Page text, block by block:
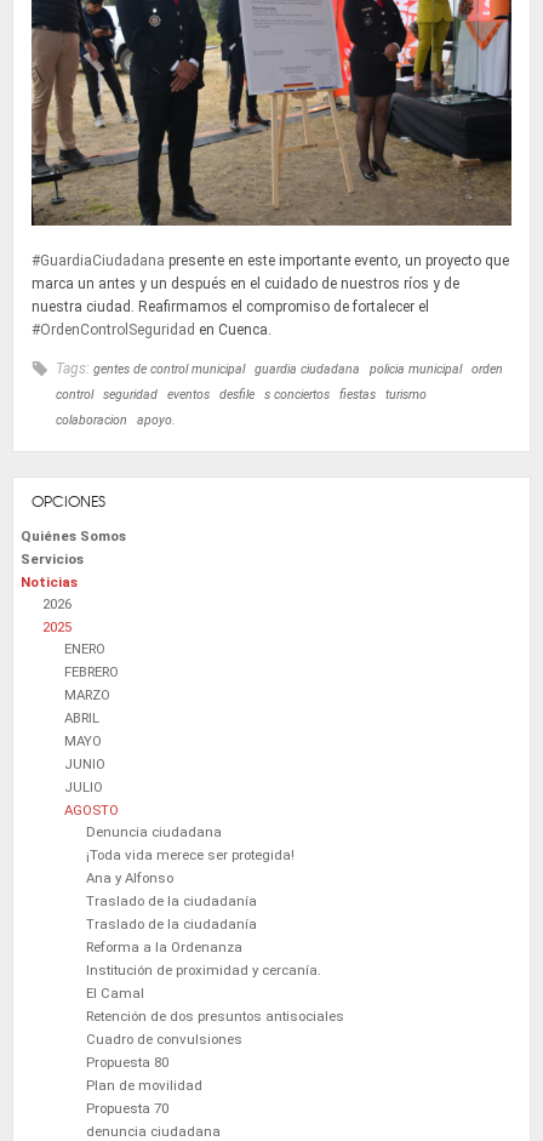
#GuardiaCiudadana presente en este importante evento, un proyecto que
marca un antes y un después en el cuidado de nuestros ríos y de
nuestra ciudad. Reafirmamos el compromiso de fortalecer el
#OrdenControlSeguridad en Cuenca.
Tags: gentes de control municipal guardia ciudadana policia municipal
orden
control
seguridad eventos desfile s conciertos fiestas
turismo
colaboracion
apoyo.
OPCIONES
Quiénes Somos
Servicios
Noticias
2026
2025
ENERO
FEBRERO
MARZO
ABRIL
MAYO
JUNIO
JULIO
AGOSTO
Denuncia ciudadana
¡Toda vida merece ser protegida!
Ana y Alfonso
Traslado de la ciudadanía
Traslado de la ciudadanía
Reforma a la Ordenanza
Institución de proximidad y cercanía.
El Camal
Retención de dos presuntos antisociales
Cuadro de convulsiones
Propuesta 80
Plan de movilidad
Propuesta 70
denuncia ciudadana